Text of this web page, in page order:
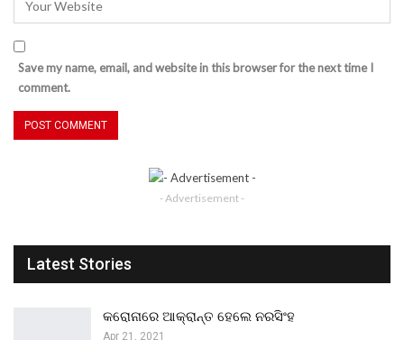
Save my name, email, and website in this browser for the next time I
comment.
- Advertisement -
Latest Stories
କରୋନାରେ ଆକ୍ରାନ୍ତ ହେଲେ ନରସିଂହ
Apr 21, 2021